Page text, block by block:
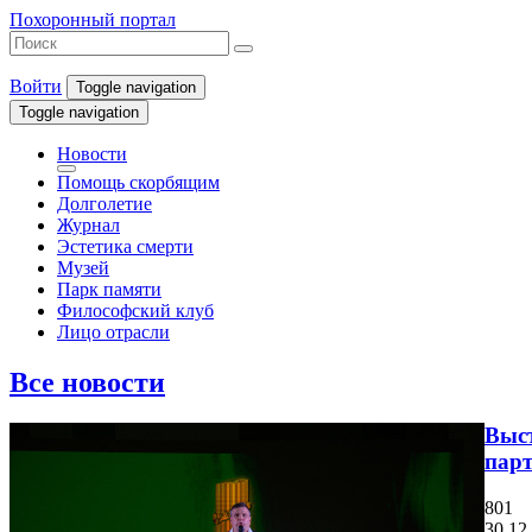
Похоронный портал
Войти
Toggle navigation
Toggle navigation
Новости
Помощь скорбящим
Долголетие
Журнал
Эстетика смерти
Музей
Парк памяти
Философский клуб
Лицо отрасли
Все новости
801